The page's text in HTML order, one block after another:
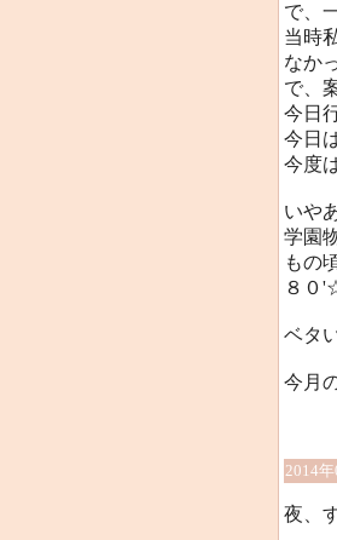
で、
当時
なか
で、
今日
今日
今度
いや
学園
もの
８０
ベタ
今月
2014
夜、